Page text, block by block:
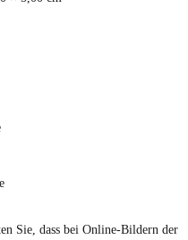
Sie, dass bei Online-Bildern der